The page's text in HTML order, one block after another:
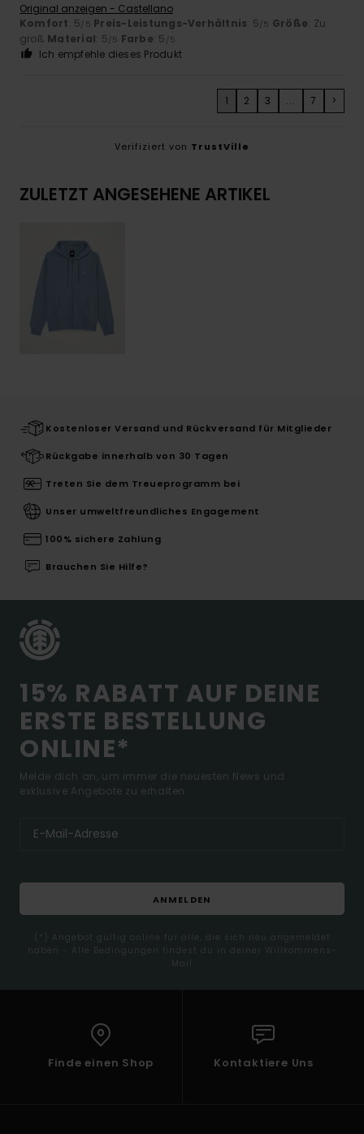
Original anzeigen - Castellano
Komfort: 5 /5 Preis-Leistungs-Verhältnis: 5 /5 Größe: Zu
groß Material: 5 /5 Farbe: 5 /5
Ich empfehle dieses Produkt
1 2 3 ... 7 >
Verifiziert von TrustVille
ZULETZT ANGESEHENE ARTIKEL
Kostenloser Versand und Rückversand für Mitglieder
Rückgabe innerhalb von 30 Tagen
Treten Sie dem Treueprogramm bei
Unser umweltfreundliches Engagement
100% sichere Zahlung
Brauchen Sie Hilfe?
15% RABATT AUF DEINE
ERSTE BESTELLUNG
ONLINE*
Melde dich an, um immer die neuesten News und
exklusive Angebote zu erhalten.
ANMELDEN
(*) Angebot gültig online für alle, die sich neu angemeldet
haben - Alle Bedingungen findest du in deiner Willkommens-
Mail
Finde einen Shop Kontaktiere Uns